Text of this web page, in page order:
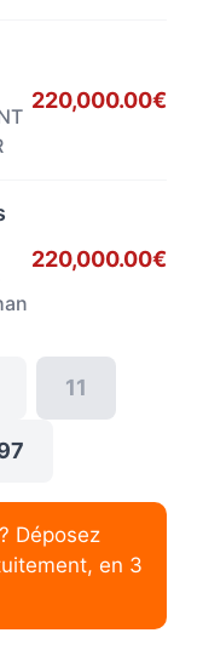
220,000.00€
220,000.00€
11
Déposez
en 3